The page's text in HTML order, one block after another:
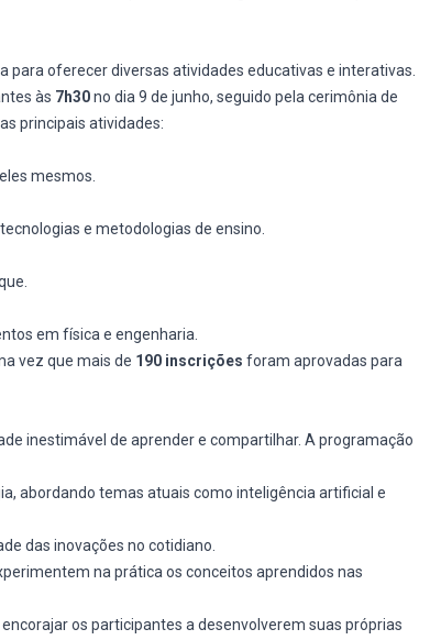
oferecer diversas atividades educativas e interativas.
às 7h30no dia 9 de junho, seguido pela cerimônia de
principais atividades:
mesmos.
e metodologias de ensino.
em física e engenharia.
vez que mais de 190 inscrições foram aprovadas para
inestimável de aprender e compartilhar. A programação
abordando temas atuais como inteligência artificial e
das inovações no cotidiano.
na prática os conceitos aprendidos nas
os participantes a desenvolverem suas próprias